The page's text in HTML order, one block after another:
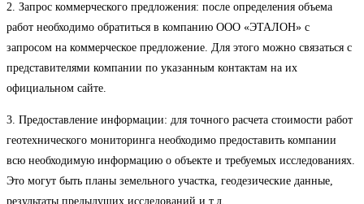
2. Запрос коммерческого предложения: после определения объема
работ необходимо обратиться в компанию ООО «ЭТАЛОН» с
запросом на коммерческое предложение. Для этого можно связаться с
представителями компании по указанным контактам на их
официальном сайте.
3. Предоставление информации: для точного расчета стоимости работ
геотехнического мониторинга необходимо предоставить компании
всю необходимую информацию о объекте и требуемых исследованиях.
Это могут быть планы земельного участка, геодезические данные,
результаты предыдущих исследований и т.д.